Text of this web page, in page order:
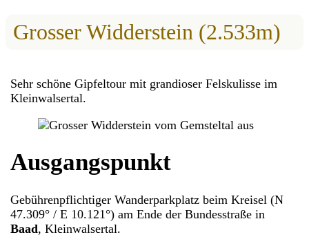
Grosser Widderstein (2.533m)
Sehr schöne Gipfeltour mit grandioser Felskulisse im
Kleinwalsertal.
Ausgangspunkt
Gebührenpflichtiger Wanderparkplatz beim Kreisel (N
47.309° / E 10.121°) am Ende der Bundesstraße in
Baad, Kleinwalsertal.